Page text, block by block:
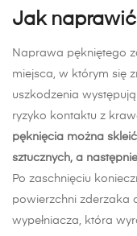
29
stycznia
2026
2025-
18T08:54:05+02:00
Blog
Jak
Naprawa pękniętego
miejsca, w którym się
uszkodzenia
ryzyko kontaktu z
pęknięcia można
sztucznych, a
Po zaschnięciu
powierzchni zderzaka
wypełniacza, która